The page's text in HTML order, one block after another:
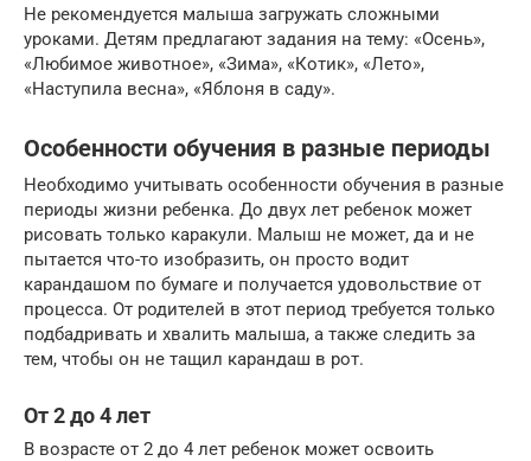
Не рекомендуется малыша загружать сложными
уроками. Детям предлагают задания на тему: «Осень»,
«Любимое животное», «Зима», «Котик», «Лето»,
«Наступила весна», «Яблоня в саду».
Особенности обучения в разные периоды
Необходимо учитывать особенности обучения в разные
периоды жизни ребенка. До двух лет ребенок может
рисовать только каракули. Малыш не может, да и не
пытается что-то изобразить, он просто водит
карандашом по бумаге и получается удовольствие от
процесса. От родителей в этот период требуется только
подбадривать и хвалить малыша, а также следить за
тем, чтобы он не тащил карандаш в рот.
От 2 до 4 лет
В возрасте от 2 до 4 лет ребенок может освоить